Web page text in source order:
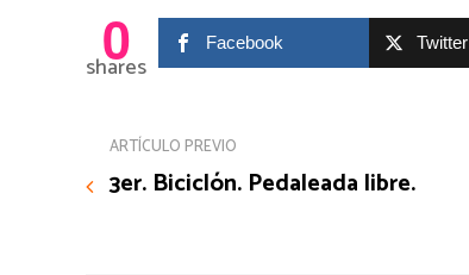
0
shares
Facebook Twitter
ARTÍCULO PREVIO
3er. Biciclón. Pedaleada libre.